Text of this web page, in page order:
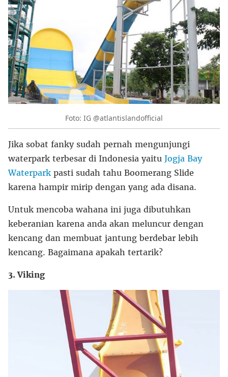
Foto: IG @atlantislandofficial
Jika sobat fanky sudah pernah mengunjungi
waterpark terbesar di Indonesia yaitu Jogja Bay
Waterpark pasti sudah tahu Boomerang Slide
karena hampir mirip dengan yang ada disana.
Untuk mencoba wahana ini juga dibutuhkan
keberanian karena anda akan meluncur dengan
kencang dan membuat jantung berdebar lebih
kencang. Bagaimana apakah tertarik?
3. Viking